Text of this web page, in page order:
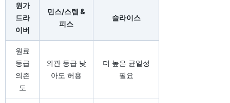
원가
드라
이버
민스/스템 &
피스
슬라이스
원료
등급
의존
도
외관 등급 낮
아도 허용
더 높은 균일성
필요